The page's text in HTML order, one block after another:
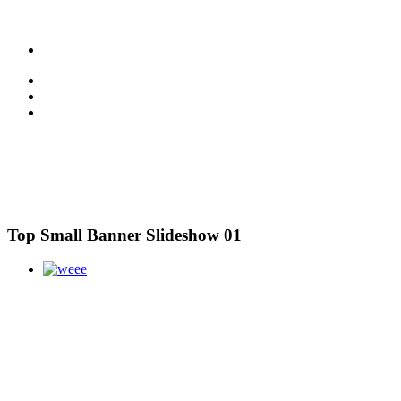
Top Small Banner Slideshow 01